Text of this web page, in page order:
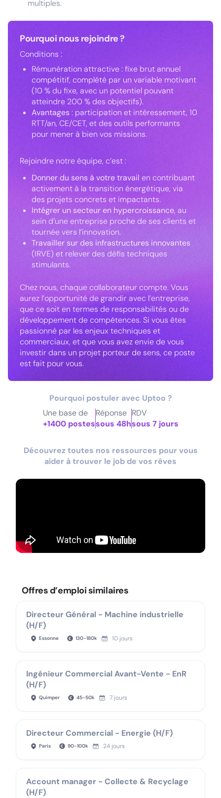
multiples.
Pourquoi nous rejoindre ?
Conditions :
Rémunération attractive : fixe brut annuel
compétitif, complété par un variable motivant
(10 % du fixe, avec un potentiel pouvant
atteindre 200 % des objectifs).
Avantages: participation et intéressement, 10
RTT/an, CE/CET, et des outils performants
pour mener à bien vos missions.
Rejoindre notre équipe, c’est :
Donner du sens à votre travail en contribuant
activement à la transition énergétique, via
des projets concrets et impactants.
Intégrer un secteur en hypercroissance, au
sein d’une entreprise proche de ses clients et
tournée vers l’innovation.
Travailler sur des infrastructures innovantes
(IRVE) et relever des défis techniques
stimulants.
Chez nous, chaque collaborateur compte. Vous
aurez l’opportunité de grandir avec l’entreprise,
que ce soit en termes de responsabilités ou de
développement de compétences. Si vous êtes
passionné par les enjeux techniques et
commerciaux, et que vous avez envie de vous
investir dans un projet porteur de sens, ce poste
est fait pour vous.
Pourquoi postuler avec Uptoo ?
Une base de
+1400 postes
Réponse
sous 48h
RDV
sous 7 jours
Découvrez toutes nos ressources pour vous
aider à trouver le job de vos rêves
Offres d’emploi similaires
Directeur Général - Machine industrielle
(H/F)
Essonne 130-180k 10 jours
Ingénieur Commercial Avant-Vente - EnR
(H/F)
Quimper 45-50k 7 jours
Directeur Commercial - Energie (H/F)
Paris 90-100k 24 jours
Account manager - Collecte & Recyclage
(H/F)